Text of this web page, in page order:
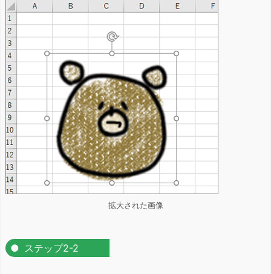
拡大された画像
ステップ2-2